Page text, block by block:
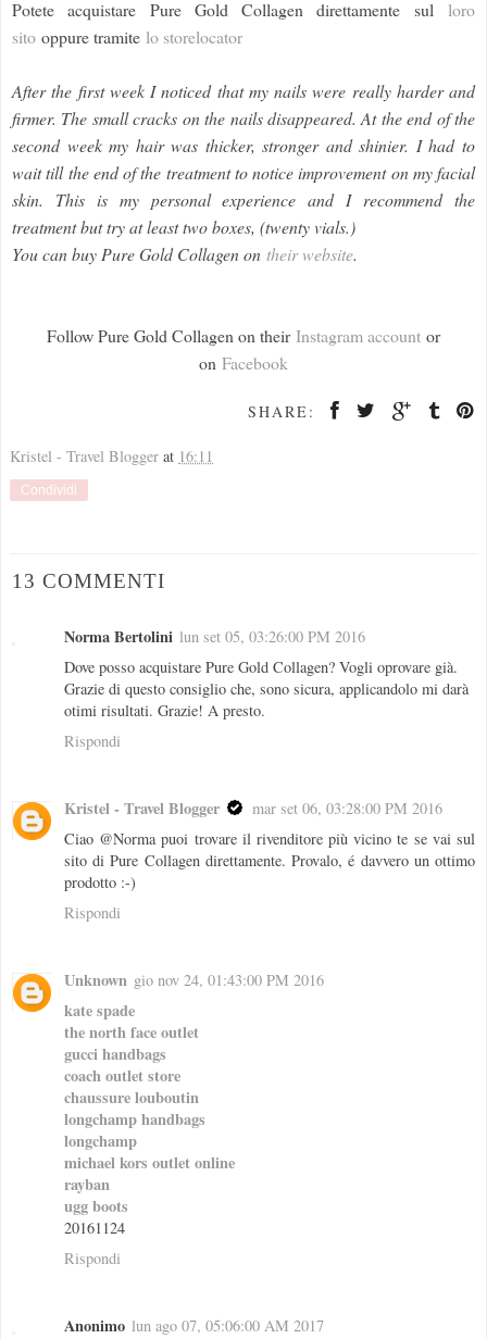
Potete acquistare Pure Gold Collagen direttamente sul loro
sito oppure tramite lo storelocator
After the first week I noticed that my nails were really harder and
firmer. The small cracks on the nails disappeared. At the end of the
second week my hair was thicker, stronger and shinier. I had to
wait till the end of the treatment to notice improvement on my facial
skin. This is my personal experience and I recommend the
treatment but try at least two boxes, (twenty vials.)
You can buy Pure Gold Collagen on their website.
Follow Pure Gold Collagen on theirInstagram account or
on Facebook
SHARE:
Kristel - Travel Blogger at 16:11
Condividi
13 COMMENTI
Norma Bertolini lun set 05, 03:26:00 PM 2016
Dove posso acquistare Pure Gold Collagen? Vogli oprovare già.
Grazie di questo consiglio che, sono sicura, applicandolo mi darà
otimi risultati. Grazie! A presto.
Rispondi
Kristel - Travel Blogger
mar set 06, 03:28:00 PM 2016
Ciao @Norma puoi trovare il rivenditore più vicino te se vai sul
sito di Pure Collagen direttamente. Provalo, é davvero un ottimo
prodotto :-)
Rispondi
Unknown gio nov 24, 01:43:00 PM 2016
kate spade
the north face outlet
gucci handbags
coach outlet store
chaussure louboutin
longchamp handbags
longchamp
michael kors outlet online
rayban
ugg boots
20161124
Rispondi
Anonimo lun ago 07, 05:06:00 AM 2017